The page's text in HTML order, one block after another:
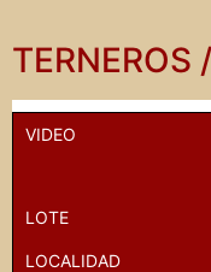
TERNEROS
VIDEO
LOTE
LOCALIDAD